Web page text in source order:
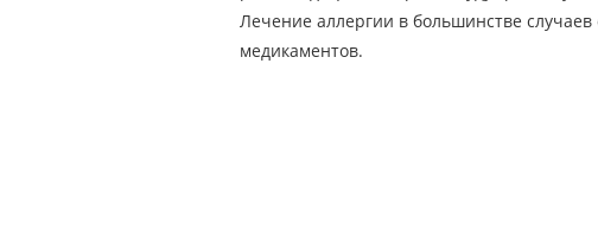
Лечение аллергии в большинстве
медикаментов.